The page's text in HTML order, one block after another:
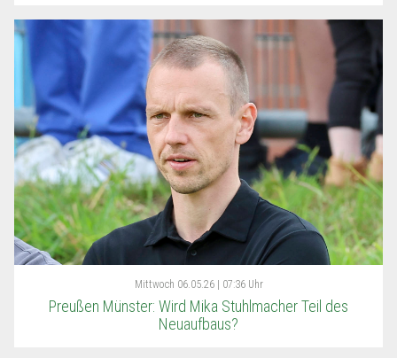
Mittwoch 06.05.26 | 07:36 Uhr
Preußen Münster: Wird Mika Stuhlmacher Teil des
Neuaufbaus?